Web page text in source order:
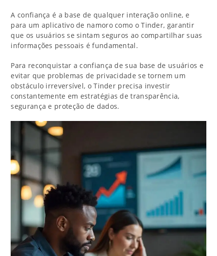
A confiança é a base de qualquer interação online, e
para um aplicativo de namoro como o Tinder, garantir
que os usuários se sintam seguros ao compartilhar suas
informações pessoais é fundamental.
Para reconquistar a confiança de sua base de usuários e
evitar que problemas de privacidade se tornem um
obstáculo irreversível, o Tinder precisa investir
constantemente em estratégias de transparência,
segurança e proteção de dados.